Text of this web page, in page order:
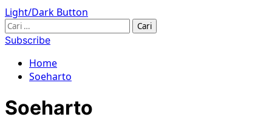
Light/Dark Button
Cari
untuk:
Subscribe
Home
Soeharto
Soeharto